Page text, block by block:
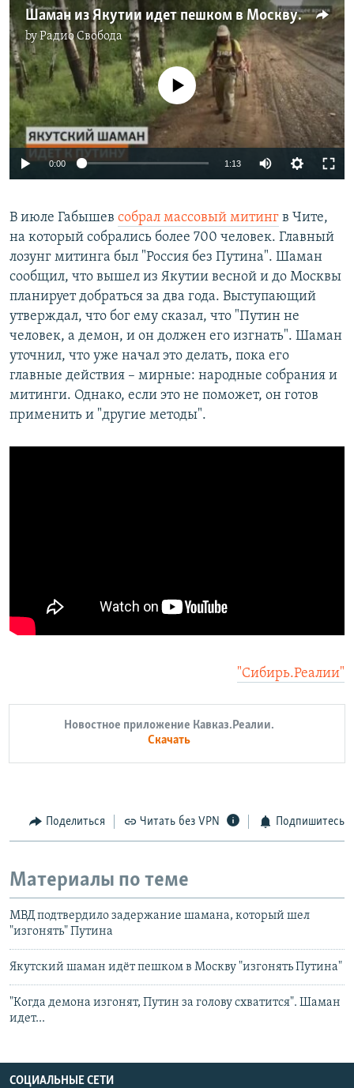
Шаман из Якутии идет пешком в Москву изгонять Путина
byРадио Свобода
No media source currently available
0:00 1:13
В июле Габышев собрал массовый митинг в Чите,
на который собрались более 700 человек. Главный
лозунг митинга был "Россия без Путина". Шаман
сообщил, что вышел из Якутии весной и до Москвы
планирует добраться за два года. Выступающий
утверждал, что бог ему сказал, что "Путин не
человек, а демон, и он должен его изгнать". Шаман
уточнил, что уже начал это делать, пока его
главные действия – мирные: народные собрания и
митинги. Однако, если это не поможет, он готов
применить и "другие методы".
"Сибирь.Реалии"
Новостное приложение Кавказ.Реалии.
Скачать
Поделиться Читать без VPN Подпишитесь
Материалы по теме
МВД подтвердило задержание шамана, который шел
"изгонять" Путина
Якутский шаман идёт пешком в Москву "изгонять Путина"
"Когда демона изгонят, Путин за голову схватится". Шаман
идет...
СОЦИАЛЬНЫЕ СЕТИ